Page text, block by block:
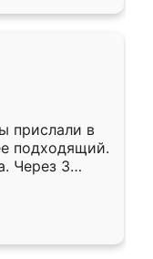
прислали в
подходящий.
Через 3
Остались